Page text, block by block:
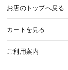
お店のトップへ戻る
カートを見る
ご利用案内